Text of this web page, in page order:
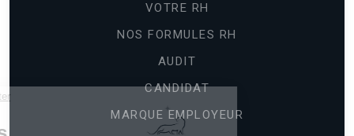
VOTRE RH
NOS FORMULES RH
AUDIT
CANDIDAT
MARQUE EMPLOYEUR